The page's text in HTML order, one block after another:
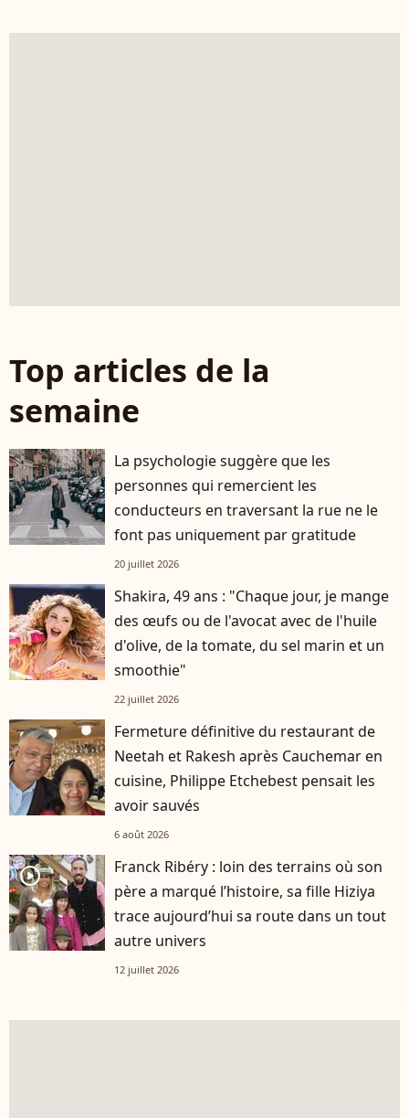
Top articles de la
semaine
La psychologie suggère que les
personnes qui remercient les
conducteurs en traversant la rue ne le
font pas uniquement par gratitude
20 juillet 2026
Shakira, 49 ans : "Chaque jour, je mange
des œufs ou de l'avocat avec de l'huile
d'olive, de la tomate, du sel marin et un
smoothie"
22 juillet 2026
Fermeture définitive du restaurant de
Neetah et Rakesh après Cauchemar en
cuisine, Philippe Etchebest pensait les
avoir sauvés
6 août 2026
player2
Franck Ribéry : loin des terrains où son
père a marqué l’histoire, sa fille Hiziya
trace aujourd’hui sa route dans un tout
autre univers
12 juillet 2026